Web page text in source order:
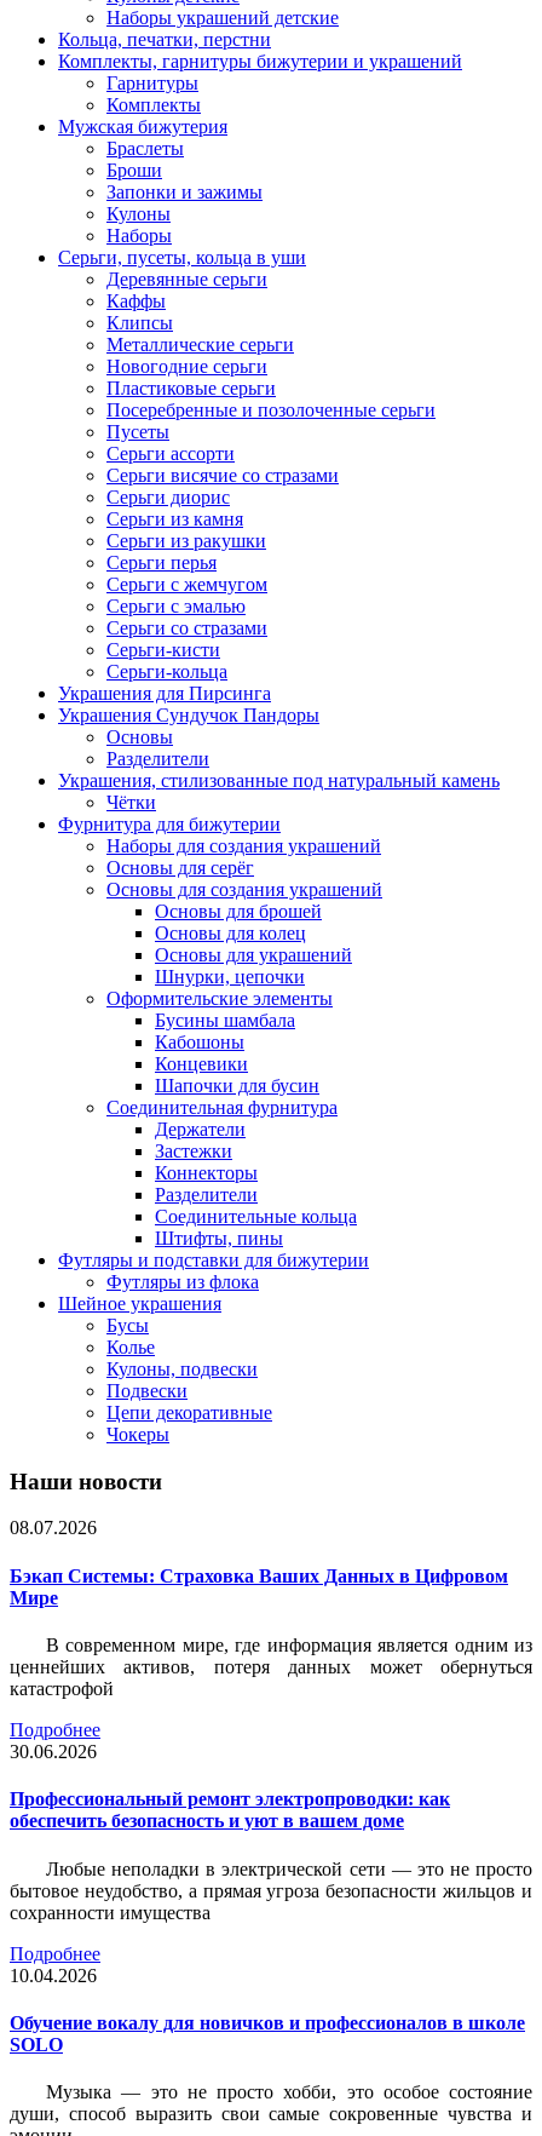
Наборы украшений детские
Кольца, печатки, перстни
Комплекты, гарнитуры бижутерии и украшений
Гарнитуры
Комплекты
Мужская бижутерия
Браслеты
Броши
Запонки и зажимы
Кулоны
Наборы
Серьги, пусеты, кольца в уши
Деревянные серьги
Каффы
Клипсы
Металлические серьги
Новогодние серьги
Пластиковые серьги
Посеребренные и позолоченные серьги
Пусеты
Серьги ассорти
Серьги висячие со стразами
Серьги диорис
Серьги из камня
Серьги из ракушки
Серьги перья
Серьги с жемчугом
Серьги с эмалью
Серьги со стразами
Серьги-кисти
Серьги-кольца
Украшения для Пирсинга
Украшения Сундучок Пандоры
Основы
Разделители
Украшения, стилизованные под натуральный камень
Чётки
Фурнитура для бижутерии
Наборы для создания украшений
Основы для серёг
Основы для создания украшений
Основы для брошей
Основы для колец
Основы для украшений
Шнурки, цепочки
Оформительские элементы
Бусины шамбала
Кабошоны
Концевики
Шапочки для бусин
Соединительная фурнитура
Держатели
Застежки
Коннекторы
Разделители
Соединительные кольца
Штифты, пины
Футляры и подставки для бижутерии
Футляры из флока
Шейное украшения
Бусы
Колье
Кулоны, подвески
Подвески
Цепи декоративные
Чокеры
Наши новости
08.07.2026
Бэкап Системы: Страховка Ваших Данных в Цифровом
Мире
В современном мире, где информация является одним из
ценнейших активов, потеря данных может обернуться
катастрофой
Подробнее
30.06.2026
Профессиональный ремонт электропроводки: как
обеспечить безопасность и уют в вашем доме
Любые неполадки в электрической сети — это не просто
бытовое неудобство, а прямая угроза безопасности жильцов и
сохранности имущества
Подробнее
10.04.2026
Обучение вокалу для новичков и профессионалов в школе
SOLO
Музыка — это не просто хобби, это особое состояние
души, способ выразить свои самые сокровенные чувства и